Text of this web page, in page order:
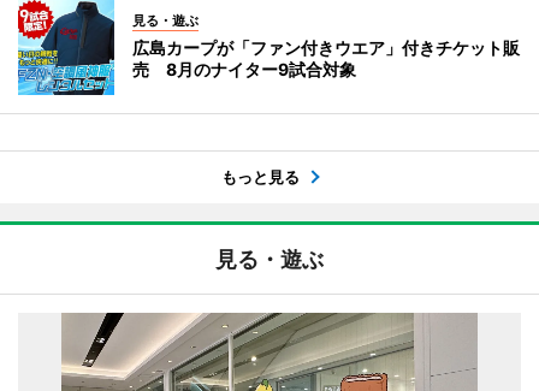
見る・遊ぶ
広島カープが「ファン付きウエア」付きチケット販
売 8月のナイター9試合対象
もっと見る
見る・遊ぶ